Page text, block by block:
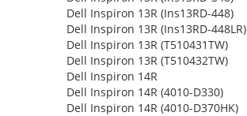
Dell Inspiron 13R (Ins13RD-448)
Dell Inspiron 13R (Ins13RD-448LR)
Dell Inspiron 13R (T510431TW)
Dell Inspiron 13R (T510432TW)
Dell Inspiron 14R
Dell Inspiron 14R (4010-D330)
Dell Inspiron 14R (4010-D370HK)